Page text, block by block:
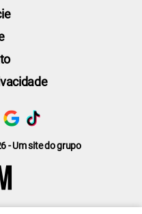
- Um site do grupo